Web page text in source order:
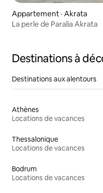
Appartement · Akrata
La perle de Paralia Akrata
Destinations à
Destinations aux alentours
Athènes
Locations de vacances
Thessalonique
Locations de vacances
Bodrum
Locations de vacances